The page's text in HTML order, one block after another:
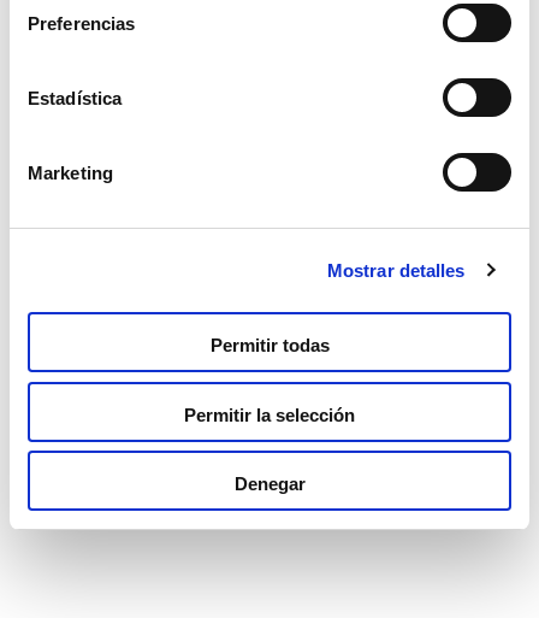
Preferencias
Estadística
Marketing
Mostrar detalles
Permitir todas
Permitir la selección
Denegar
Read more